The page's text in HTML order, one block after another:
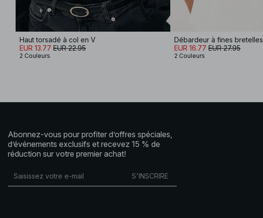
Haut torsadé à col en V
EUR 13.77 EUR 22.95
2 Couleurs
Débardeur à fines bretelles
EUR 16.77 EUR 27.95
2 Couleurs
Abonnez-vous pour profiter d’offres spéciales,
d’événements exclusifs et recevez 15 % de
réduction sur votre premier achat!
S'INSCRIRE